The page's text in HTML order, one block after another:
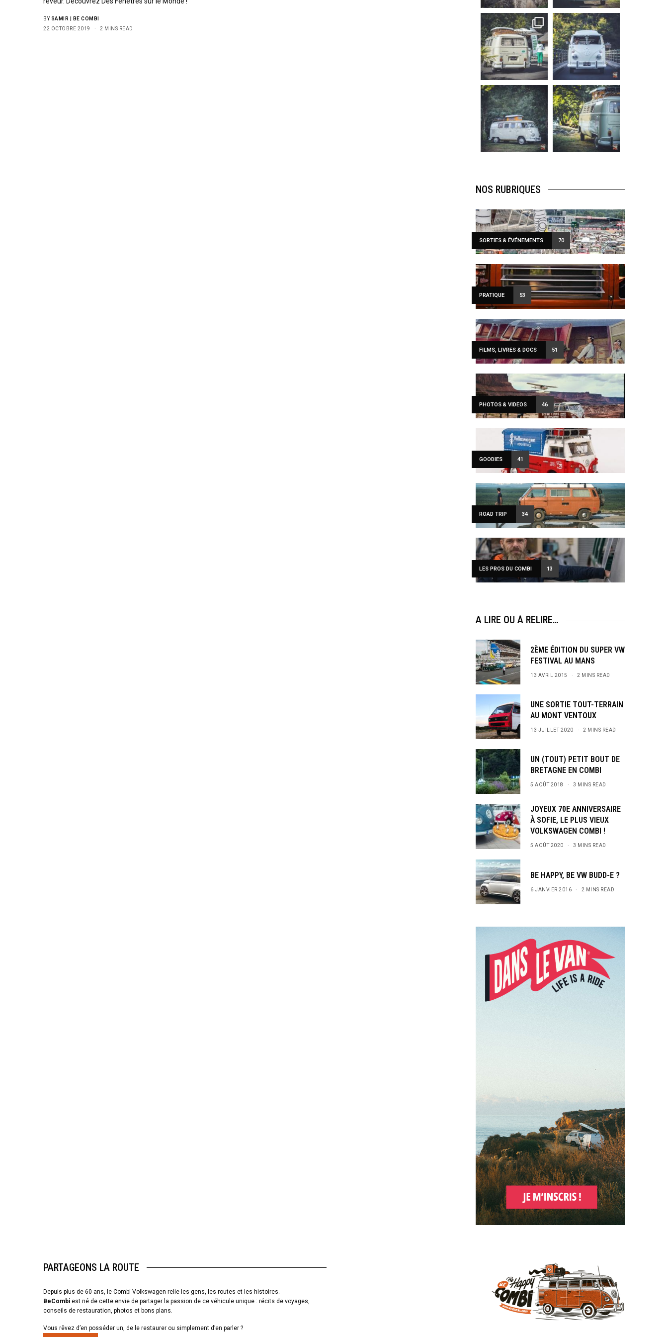
BY SAMIR | BE COMBI
22 OCTOBRE 2019
2 MINS READ
becombi
Sep 10
220
4
becombi
Août 10
177
becombi
Août 10
120
0
becombi
Août 10
108
0
NOS RUBRIQUES
SORTIES & ÉVÉNEMENTS 70
PRATIQUE 53
FILMS, LIVRES & DOCS 51
PHOTOS & VIDEOS 46
GOODIES 41
ROAD TRIP 34
LES PROS DU COMBI 13
A LIRE OU À RELIRE…
2ÈME ÉDITION DU SUPER VW
FESTIVAL AU MANS
13 AVRIL 2015 2 MINS READ
UNE SORTIE TOUT-TERRAIN
AU MONT VENTOUX
13 JUILLET 2020 2 MINS READ
UN (TOUT) PETIT BOUT DE
BRETAGNE EN COMBI
5 AOÛT 2018 3 MINS READ
JOYEUX 70E ANNIVERSAIRE
À SOFIE, LE PLUS VIEUX
VOLKSWAGEN COMBI !
5 AOÛT 2020 3 MINS READ
BE HAPPY, BE VW BUDD-E ?
6 JANVIER 2016 2 MINS READ
PARTAGEONS LA ROUTE
Depuis plus de 60 ans, le Combi Volkswagen relie les gens, les routes et les histoires.
BeCombi est né de cette envie de partager la passion de ce véhicule unique : récits de voyages,
conseils de restauration, photos et bons plans.
Vous rêvez d’en posséder un, de le restaurer ou simplement d’en parler ?